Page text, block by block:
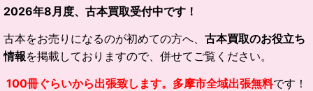
2026年8 月度、古本買取受付中です！
古本をお売りになるのが初めての方へ、 古本買取のお役立ち
情報を掲載しておりますので、併せてご覧ください。
100冊ぐらいから出張致します。多摩市全域出張無料です！